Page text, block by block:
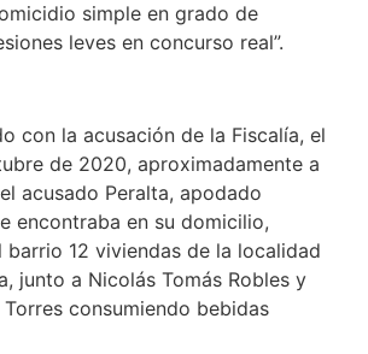
simple en grado de
leves en concurso real”.
con la acusación de la Fiscalía, el
de 2020, aproximadamente a
acusado Peralta, apodado
encontraba en su domicilio,
barrio 12 viviendas de la localidad
junto a Nicolás Tomás Robles y
consumiendo bebidas